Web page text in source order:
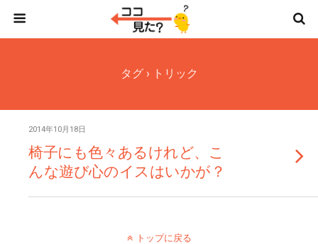
タグ › トリック
2014年10月18日
椅子にも色々あるけれど、こ
んな遊び心のイスはいかが？
トップに戻る